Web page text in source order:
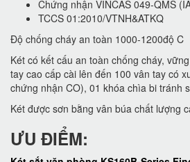
Chứng nhận VINCAS 049-QMS
TCCS 01:2010/VTNH&ATKQ
Độ chống cháy an toàn 1000-1200độ C
Két có kết cấu an toàn chống cháy,
tay cao cấp cài lên đến 100 vân tay có
chứng nhận CO), 01 khóa chìa bi tránh
Két được sơn bằng vân búa chất lượng
ƯU ĐIỂM: